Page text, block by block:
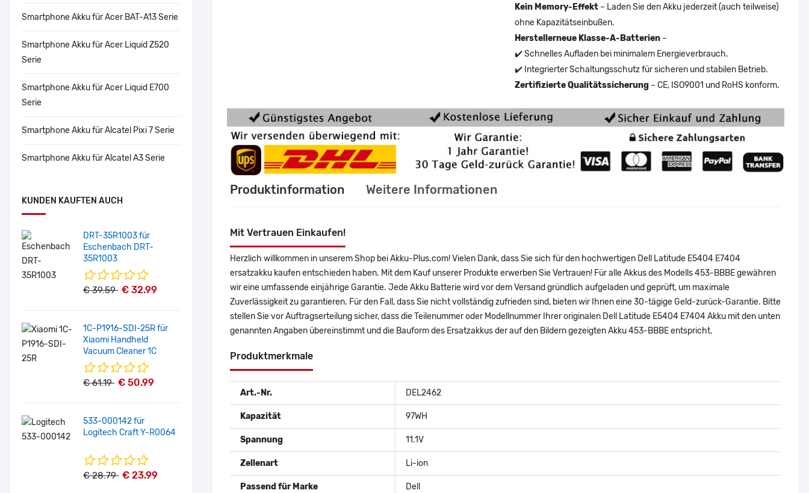
Smartphone Akku für Acer BAT-A13 Serie
Smartphone Akku für Acer Liquid Z520
Serie
Smartphone Akku für Acer Liquid E700
Serie
Smartphone Akku für Alcatel Pixi 7 Serie
Smartphone Akku für Alcatel A3 Serie
KUNDEN KAUFTEN AUCH
DRT-35R1003 für
Eschenbach DRT-
35R1003
€ 39.59 € 32.99
1C-P1916-SDI-25R für
Xiaomi Handheld
Vacuum Cleaner 1C
€ 61.19 € 50.99
533-000142 für
Logitech Craft Y-R0064
€ 28.79 € 23.99
Kein Memory-Effekt – Laden Sie den Akku jederzeit (auch teilweise)
ohne Kapazitätseinbußen.
Herstellerneue Klasse-A-Batterien –
✔️ Schnelles Aufladen bei minimalem Energieverbrauch.
✔️ Integrierter Schaltungsschutz für sicheren und stabilen Betrieb.
Zertifizierte Qualitätssicherung – CE, ISO9001 und RoHS konform.
Produktinformation Weitere Informationen
Mit Vertrauen Einkaufen!
Herzlich willkommen in unserem Shop bei Akku-Plus.com! Vielen Dank, dass Sie sich für den hochwertigen Dell Latitude E5404 E7404
ersatzakku kaufen entschieden haben. Mit dem Kauf unserer Produkte erwerben Sie Vertrauen! Für alle Akkus des Modells 453-BBBE gewähren
wir eine umfassende einjährige Garantie. Jede Akku Batterie wird vor dem Versand gründlich aufgeladen und geprüft, um maximale
Zuverlässigkeit zu garantieren. Für den Fall, dass Sie nicht vollständig zufrieden sind, bieten wir Ihnen eine 30-tägige Geld-zurück-Garantie. Bitte
stellen Sie vor Auftragserteilung sicher, dass die Teilenummer oder Modellnummer Ihrer originalen Dell Latitude E5404 E7404 Akku mit den unten
genannten Angaben übereinstimmt und die Bauform des Ersatzakkus der auf den Bildern gezeigten Akku 453-BBBE entspricht.
Produktmerkmale
Art.-Nr. DEL2462
Kapazität 97WH
Spannung 11.1V
Zellenart Li-ion
Passend für Marke Dell